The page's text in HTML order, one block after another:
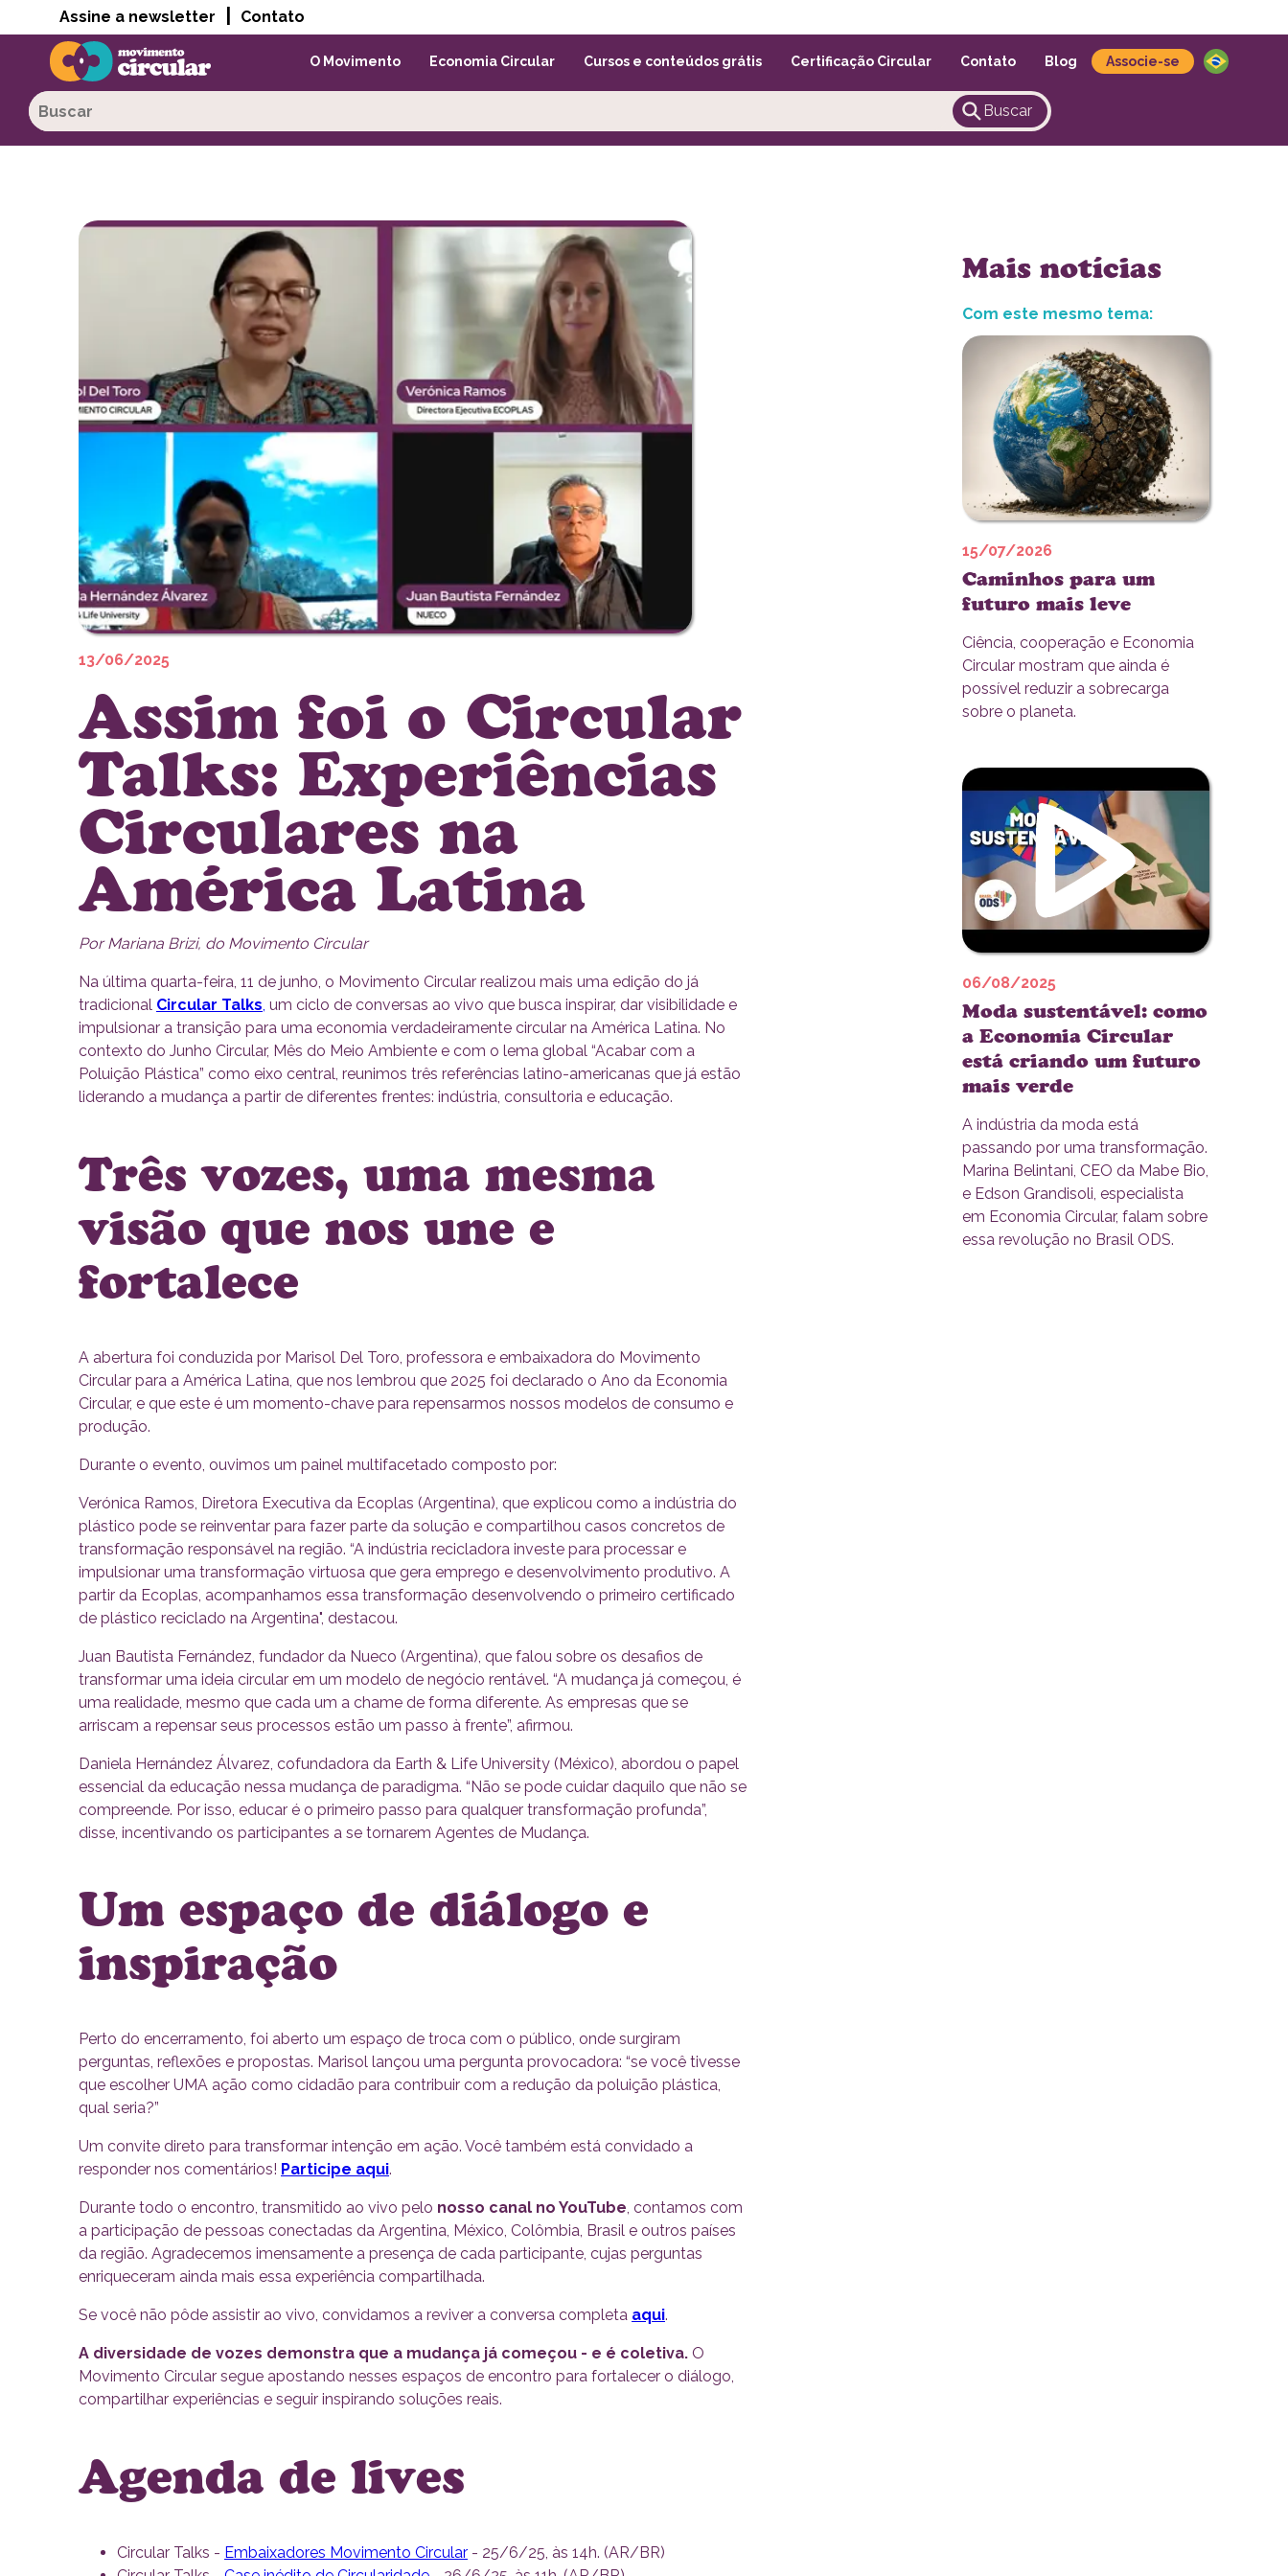
Assine a newsletter Contato
O Movimento Economia Circular Cursos e conteúdos grátis Certificação Circular Contato Blog Associe-se Português
Buscar
13/06/2025
Assim foi o Circular
Talks: Experiências
Circulares na
América Latina
Por Mariana Brizi, do Movimento Circular
Na última quarta-feira, 11 de junho, o Movimento Circular realizou mais uma edição do já
tradicional Circular Talks, um ciclo de conversas ao vivo que busca inspirar, dar visibilidade e
impulsionar a transição para uma economia verdadeiramente circular na América Latina. No
contexto do Junho Circular, Mês do Meio Ambiente e com o lema global “Acabar com a
Poluição Plástica” como eixo central, reunimos três referências latino-americanas que já estão
liderando a mudança a partir de diferentes frentes: indústria, consultoria e educação.
Três vozes, uma mesma
visão que nos une e
fortalece
A abertura foi conduzida por Marisol Del Toro, professora e embaixadora do Movimento
Circular para a América Latina, que nos lembrou que 2025 foi declarado o Ano da Economia
Circular, e que este é um momento-chave para repensarmos nossos modelos de consumo e
produção.
Durante o evento, ouvimos um painel multifacetado composto por:
Verónica Ramos, Diretora Executiva da Ecoplas (Argentina), que explicou como a indústria do
plástico pode se reinventar para fazer parte da solução e compartilhou casos concretos de
transformação responsável na região. “A indústria recicladora investe para processar e
impulsionar uma transformação virtuosa que gera emprego e desenvolvimento produtivo. A
partir da Ecoplas, acompanhamos essa transformação desenvolvendo o primeiro certificado
de plástico reciclado na Argentina", destacou.
Juan Bautista Fernández, fundador da Nueco (Argentina), que falou sobre os desafios de
transformar uma ideia circular em um modelo de negócio rentável. “A mudança já começou, é
uma realidade, mesmo que cada um a chame de forma diferente. As empresas que se
arriscam a repensar seus processos estão um passo à frente”, afirmou.
Daniela Hernández Álvarez, cofundadora da Earth & Life University (México), abordou o papel
essencial da educação nessa mudança de paradigma. “Não se pode cuidar daquilo que não se
compreende. Por isso, educar é o primeiro passo para qualquer transformação profunda”,
disse, incentivando os participantes a se tornarem Agentes de Mudança.
Um espaço de diálogo e
inspiração
Perto do encerramento, foi aberto um espaço de troca com o público, onde surgiram
perguntas, reflexões e propostas. Marisol lançou uma pergunta provocadora: “se você tivesse
que escolher UMA ação como cidadão para contribuir com a redução da poluição plástica,
qual seria?”
Um convite direto para transformar intenção em ação. Você também está convidado a
responder nos comentários! Participe aqui.
Durante todo o encontro, transmitido ao vivo pelo nosso canal no YouTube, contamos com
a participação de pessoas conectadas da Argentina, México, Colômbia, Brasil e outros países
da região. Agradecemos imensamente a presença de cada participante, cujas perguntas
enriqueceram ainda mais essa experiência compartilhada.
Se você não pôde assistir ao vivo, convidamos a reviver a conversa completa aqui.
A diversidade de vozes demonstra que a mudança já começou - e é coletiva. O
Movimento Circular segue apostando nesses espaços de encontro para fortalecer o diálogo,
compartilhar experiências e seguir inspirando soluções reais.
Agenda de lives
Circular Talks - Embaixadores Movimento Circular - 25/6/25, às 14h. (AR/BR)
Mais notícias
Com este mesmo tema:
15/07/2026
Caminhos para um
futuro mais leve
Ciência, cooperação e Economia
Circular mostram que ainda é
possível reduzir a sobrecarga
sobre o planeta.
06/08/2025
Moda sustentável: como
a Economia Circular
está criando um futuro
mais verde
A indústria da moda está
passando por uma transformação.
Marina Belintani, CEO da Mabe Bio,
e Edson Grandisoli, especialista
em Economia Circular, falam sobre
essa revolução no Brasil ODS.